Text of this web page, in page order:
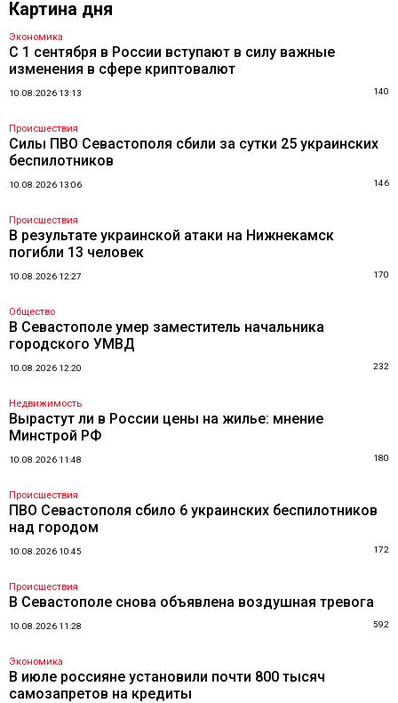
Картина дня
Экономика
С 1 сентября в России вступают в силу важные
изменения в сфере криптовалют
10.08.2026 13:13 140
Происшествия
Силы ПВО Севастополя сбили за сутки 25 украинских
беспилотников
10.08.2026 13:06 146
Происшествия
В результате украинской атаки на Нижнекамск
погибли 13 человек
10.08.2026 12:27 170
Общество
В Севастополе умер заместитель начальника
городского УМВД
10.08.2026 12:20 232
Недвижимость
Вырастут ли в России цены на жилье: мнение
Минстрой РФ
10.08.2026 11:48 180
Происшествия
ПВО Севастополя сбило 6 украинских беспилотников
над городом
10.08.2026 10:45 172
Происшествия
В Севастополе снова объявлена воздушная тревога
10.08.2026 11:28 592
Экономика
В июле россияне установили почти 800 тысяч
самозапретов на кредиты